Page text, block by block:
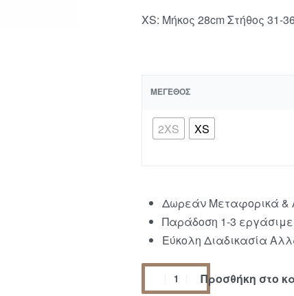
XS: Μήκος 28cm Στήθος 31-
ΜΈΓΕΘΟΣ
2XS XS
Δωρεάν Μεταφορικά &
Παράδοση 1-3
Εύκολη Διαδικασία
Προσθήκη στο